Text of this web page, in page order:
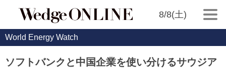
8/8(土)
World Energy Watch
ソフトバンクと中国企業を使い分けるサウジア